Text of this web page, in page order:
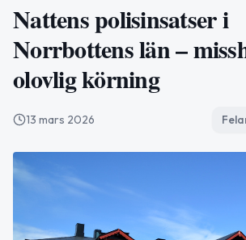
Nattens polisinsatser i
Norrbottens län –
olovlig körning
13 mars 2026